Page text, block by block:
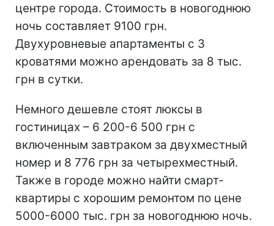
центре города. Стоимость в новогоднюю
ночь составляет 9100 грн.
Двухуровневые апартаменты с 3
кроватями можно арендовать за 8 тыс.
грн в сутки.
Немного дешевле стоят люксы в
гостиницах – 6 200-6 500 грн с
включенным завтраком за двухместный
номер и 8 776 грн за четырехместный.
Также в городе можно найти смарт-
квартиры с хорошим ремонтом по цене
5000-6000 тыс. грн за новогоднюю ночь.